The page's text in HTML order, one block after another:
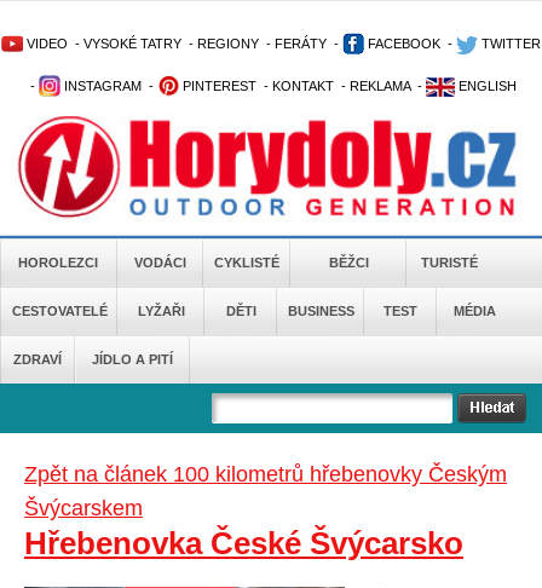
VIDEO - VYSOKÉ TATRY - REGIONY - FERÁTY - FACEBOOK - TWITTER
- INSTAGRAM - PINTEREST - KONTAKT - REKLAMA - ENGLISH
HOROLEZCI VODÁCI CYKLISTÉ BĚŽCI TURISTÉ
CESTOVATELÉ LYŽAŘI DĚTI BUSINESS TEST MÉDIA
ZDRAVÍ JÍDLO A PITÍ
Zpět na článek 100 kilometrů hřebenovky Českým
Švýcarskem
Hřebenovka České Švýcarsko